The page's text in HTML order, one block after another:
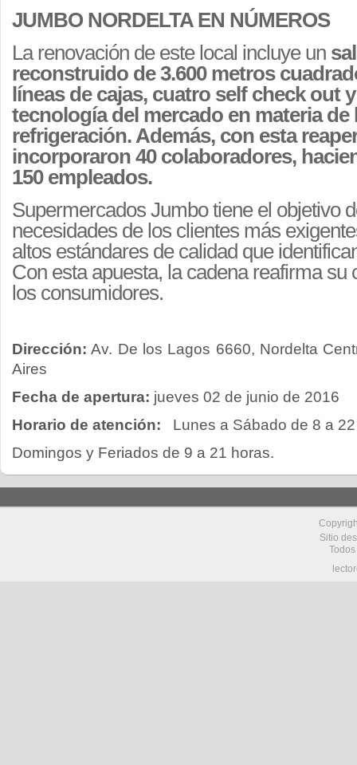
JUMBO NORDELTA EN NÚMEROS
La renovación de este local incluye un
reconstruido de 3.600 metros
líneas de cajas, cuatro self check out
tecnología del mercado en materia de
refrigeración. Además, con esta
incorporaron 40 colaboradores,
150 empleados.
Supermercados Jumbo tiene el objetivo
necesidades de los clientes más
altos estándares de calidad que
Con esta apuesta, la cadena reafirma su
los consumidores.
Dirección: Av. De los Lagos 6660, Nordelta
Aires
Fecha de apertura: jueves 02 de junio de 2016
Horario de atención: Lunes a Sábado de 8 a
Domingos y Feriados de 9 a 21 horas.
Sitio